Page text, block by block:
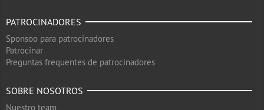
PATROCINADORES
Sponsoo para patrocinadores
Patrocinar
Preguntas frequentes de patrocinadores
SOBRE NOSOTROS
Nuestro team